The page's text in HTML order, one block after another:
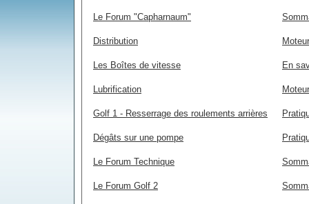
Le Forum "Capharnaum"
Distribution
Les Boîtes de vitesse En
Lubrification
Golf 1 - Resserrage des roulements arrières
Dégâts sur une pompe
Le Forum Technique
Le Forum Golf 2